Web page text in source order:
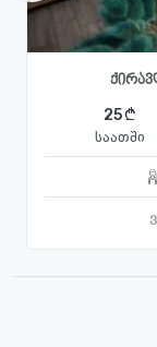
25
საათში